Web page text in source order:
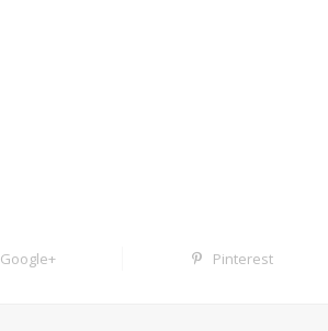
Google+ Pinterest